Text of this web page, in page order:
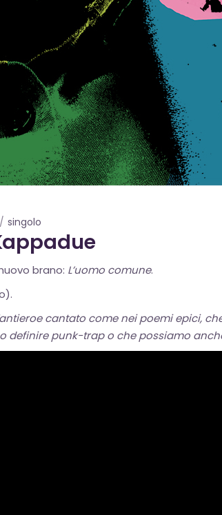
singolo
brano: L’uomo comune.
cantato come nei poemi epici,
definire punk-trap o che possiamo